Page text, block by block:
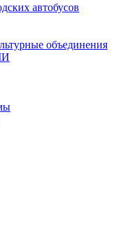
автобусов
объединения